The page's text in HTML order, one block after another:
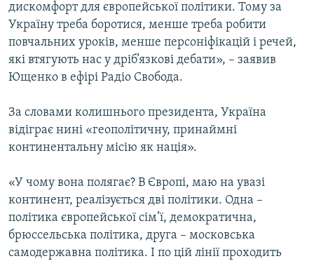
дискомфорт для європейської політики. Тому за
Україну треба боротися, менше треба робити
повчальних уроків, менше персоніфікацій і речей,
які втягують нас у дріб’язкові дебати», – заявив
Ющенко в ефірі Радіо Свобода.
За словами колишнього президента, Україна
відіграє нині «геополітичну, принаймні
континентальну місію як нація».
«У чому вона полягає? В Європі, маю на увазі
континент, реалізується дві політики. Одна –
політика європейської сім’ї, демократична,
брюссельська політика, друга – московська
самодержавна політика. І по цій лінії проходить